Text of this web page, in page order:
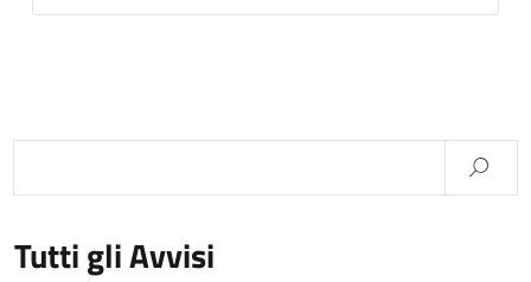
Tutti gli Avvisi